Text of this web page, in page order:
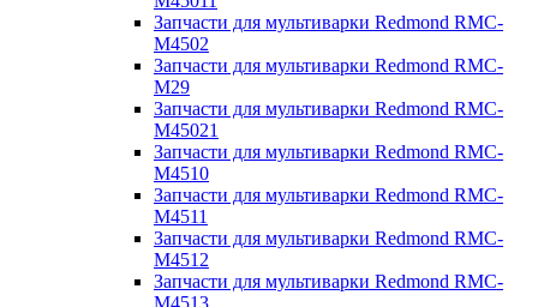
Запчасти для мультиварки Redmond RMC-
M4502
Запчасти для мультиварки Redmond RMC-
M29
Запчасти для мультиварки Redmond RMC-
M45021
Запчасти для мультиварки Redmond RMC-
M4510
Запчасти для мультиварки Redmond RMC-
M4511
Запчасти для мультиварки Redmond RMC-
M4512
Запчасти для мультиварки Redmond RMC-
M4513